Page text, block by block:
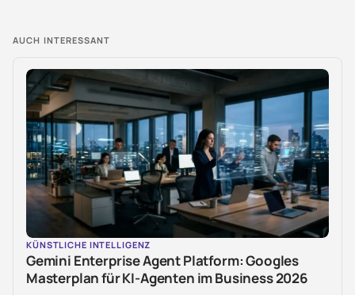
AUCH INTERESSANT
KÜNSTLICHE INTELLIGENZ
Gemini Enterprise Agent Platform: Googles
Masterplan für KI-Agenten im Business 2026